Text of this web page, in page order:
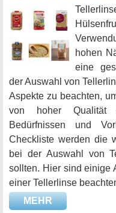
hohen
eine
der Auswahl von
Aspekte zu beachten,
von hoher Qualität
Bedürfnissen und
Checkliste werden die
bei der Auswahl von
sollten. Hier sind einige
einer Tellerlinse
MEHR